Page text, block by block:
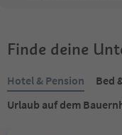
Finde deine
Hotel & Pension
Bed
Urlaub auf dem